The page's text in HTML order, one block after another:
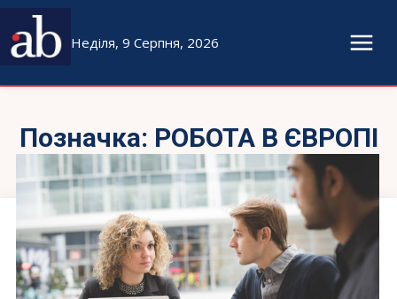
Неділя, 9 Серпня, 2026
Позначка: РОБОТА В ЄВРОПІ